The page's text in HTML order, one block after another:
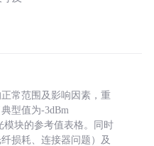
常范围及影响因素，重
型值为-3dBm
模块的参考值表格。同时
损耗、连接器问题）及